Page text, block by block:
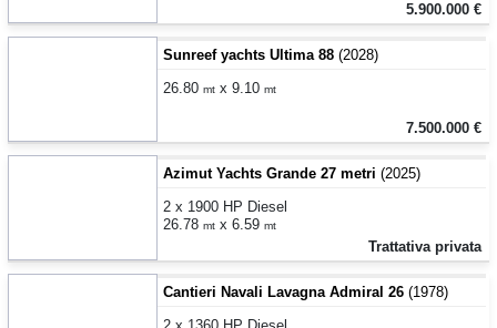
5.900.000 €
Sunreef yachts Ultima 88 (2028)
26.80 mt x 9.10 mt
7.500.000 €
Azimut Yachts Grande 27 metri (2025)
2 x 1900 HP Diesel
26.78 mt x 6.59 mt
Trattativa privata
Cantieri Navali Lavagna Admiral 26 (1978)